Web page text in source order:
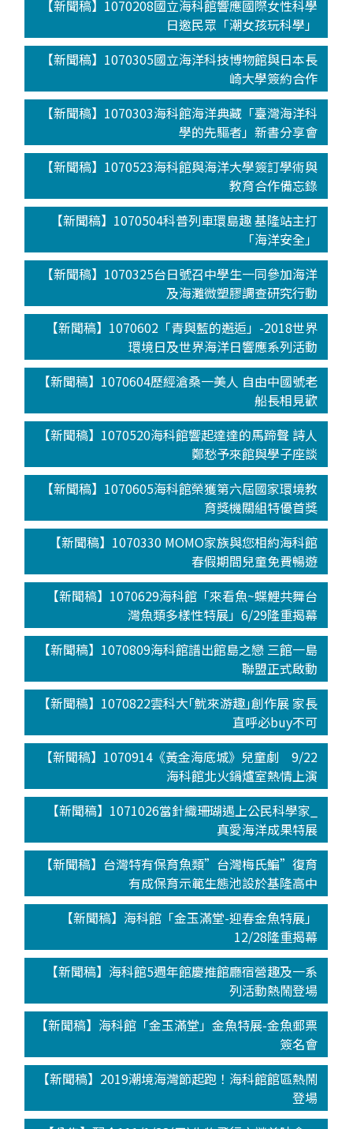
【新聞稿】1070208國立海科館響應國際女性科學
日邀民眾「潮女孩玩科學」
【新聞稿】1070305國立海洋科技博物館與日本長
崎大學簽約合作
【新聞稿】1070303海科館海洋典藏「臺灣海洋科
學的先驅者」新書分享會
【新聞稿】1070523海科館與海洋大學簽訂學術與
教育合作備忘錄
【新聞稿】1070504科普列車環島趣 基隆站主打
「海洋安全」
【新聞稿】1070325台日號召中學生一同參加海洋
及海灘微塑膠調查研究行動
【新聞稿】1070602「青與藍的邂逅」-2018世界
環境日及世界海洋日響應系列活動
【新聞稿】1070604歷經滄桑一美人 自由中國號老
船長相見歡
【新聞稿】1070520海科館響起達達的馬蹄聲 詩人
鄭愁予來館與學子座談
【新聞稿】1070605海科館榮獲第六屆國家環境教
育獎機關組特優首獎
【新聞稿】1070330 MOMO家族與您相約海科館
春假期間兒童免費暢遊
【新聞稿】1070629海科館「來看魚~蝶鯉共舞台
灣魚類多樣性特展」6/29隆重揭幕
【新聞稿】1070809海科館譜出館島之戀 三館一島
聯盟正式啟動
【新聞稿】1070822雲科大｢魷來游趣｣創作展 家長
直呼必buy不可
【新聞稿】1070914《黃金海底城》兒童劇 9/22
海科館北火鍋爐室熱情上演
【新聞稿】1071026當針織珊瑚遇上公民科學家_
真愛海洋成果特展
【新聞稿】台灣特有保育魚類”台灣梅氏鯿”復育
有成保育示範生態池設於基隆高中
【新聞稿】海科館「金玉滿堂-迎春金魚特展」
12/28隆重揭幕
【新聞稿】海科館5週年館慶推館廳宿營趣及一系
列活動熱鬧登場
【新聞稿】海科館「金玉滿堂」金魚特展-金魚郵票
簽名會
【新聞稿】2019潮境海灣節起跑！海科館館區熱鬧
登場